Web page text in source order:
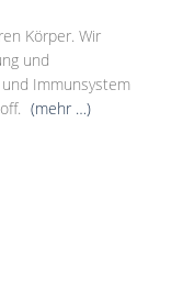
Körper. Wir
und
Immunsystem
(mehr …)